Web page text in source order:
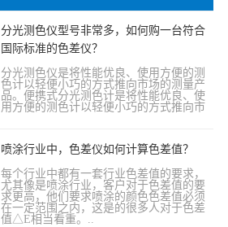
分光测色仪型号非常多，如何购一台符合
国际标准的色差仪？
分光测色仪是将性能优良、使用方便的测
色计以轻便小巧的方式推向市场的测量产
品。便携式分光测色计是将性能优良、使
用方便的测色计以轻便小巧的方式推向市
喷涂行业中，色差仪如何计算色差值？
每个行业中都有一套行业色差值的要求，
尤其像是喷涂行业，客户对于色差值的要
求更高，他们要求喷涂的颜色色差值必须
在一定范围之内，这是的很多人对于色差
值△E相当看重。..